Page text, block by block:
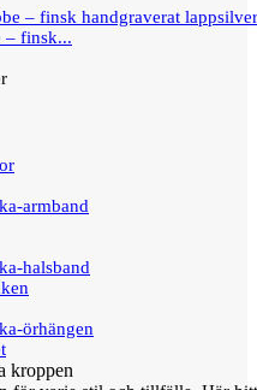
– finsk...
armband
halsband
örhängen
kroppen